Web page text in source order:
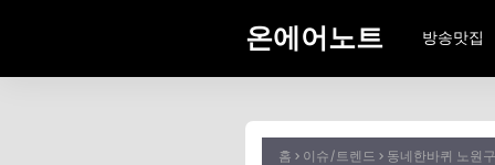
온에어노트 방송맛집
홈 이슈/트렌드 동네한바퀴 노원